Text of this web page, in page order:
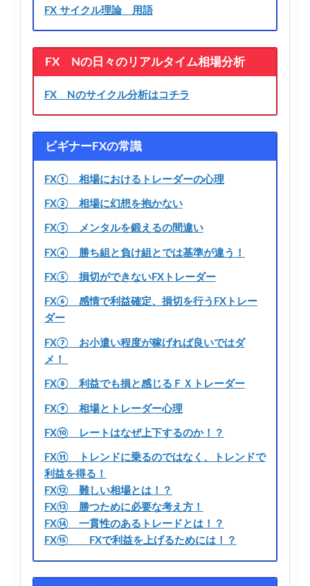
FX サイクル理論 用語
FX Nの日々のリアルタイム相場分析
FX Nのサイクル分析はコチラ
ビギナーFXの常識
FX① 相場におけるトレーダーの心理
FX② 相場に幻想を抱かない
FX③ メンタルを鍛えるの間違い
FX④ 勝ち組と負け組とでは基準が違う！
FX⑤ 損切ができないFXトレーダー
FX⑥ 感情で利益確定、損切を行うFXトレー
ダー
FX⑦ お小遣い程度が稼げれば良いではダ
メ！
FX⑧ 利益でも損と感じるＦＸトレーダー
FX⑨ 相場とトレーダー心理
FX⑩ レートはなぜ上下するのか！？
FX⑪ トレンドに乗るのではなく、トレンドで
利益を得る！
FX⑫ 難しい相場とは！？
FX⑬ 勝つために必要な考え方！
FX⑭ 一貫性のあるトレードとは！？
FX⑮ FXで利益を上げるためには！？